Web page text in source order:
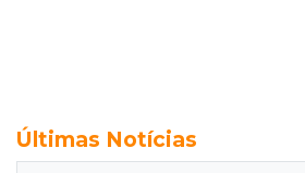
Últimas Notícias